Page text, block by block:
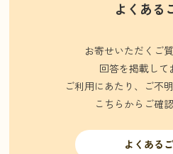
よくある
お寄せいただくご
回答を掲載して
ご利用にあたり、ご不
こちらからご確
よくある